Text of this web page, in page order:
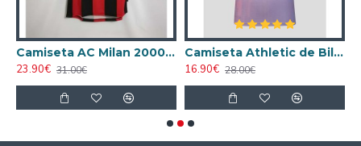
Camiseta AC Milan 2000/2001 Local Retro
23.90€ 31.00€
Camiseta Athletic de Bilbao 2024/2025 Alternativo
16.90€ 28.00€